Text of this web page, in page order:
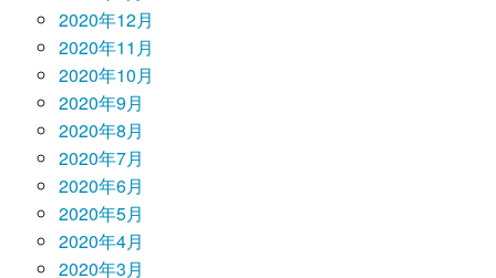
2020年12月
2020年11月
2020年10月
2020年9月
2020年8月
2020年7月
2020年6月
2020年5月
2020年4月
2020年3月